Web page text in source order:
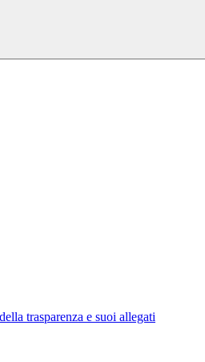
trasparenza e suoi allegati